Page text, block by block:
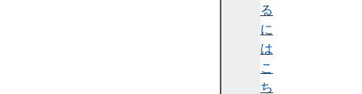
る
に
は
こ
ち